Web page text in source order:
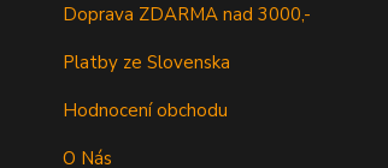
Doprava ZDARMA nad 3000,-
Platby ze Slovenska
Hodnocení obchodu
O Nás